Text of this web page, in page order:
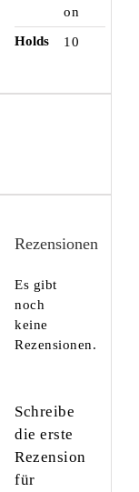
on
Holds
10
Rezensionen
Es gibt
noch
keine
Rezensionen.
Schreibe
die erste
Rezension
für